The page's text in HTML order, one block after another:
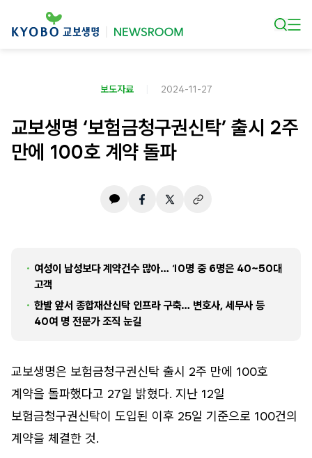
보도자료 2024-11-27
교보생명 ‘보험금청구권신탁’ 출시 2주
만에 100호 계약 돌파
여성이 남성보다 계약건수 많아… 10명 중 6명은 40~50대
고객
한발 앞서 종합재산신탁 인프라 구축… 변호사, 세무사 등
40여 명 전문가 조직 눈길
교보생명은 보험금청구권신탁 출시 2주 만에 100호
계약을 돌파했다고 27일 밝혔다. 지난 12일
보험금청구권신탁이 도입된 이후 25일 기준으로 100건의
계약을 체결한 것.